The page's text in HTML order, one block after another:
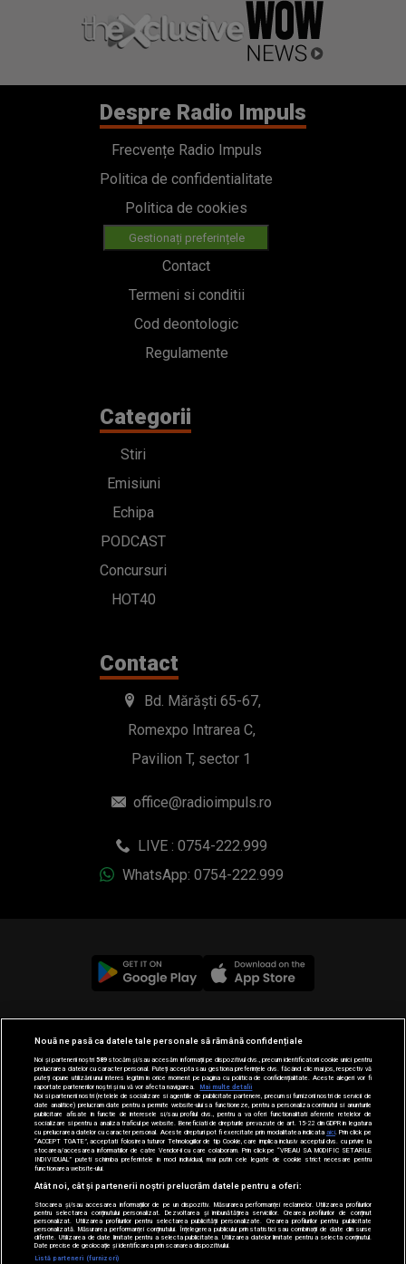
Despre Radio Impuls
Frecvențe Radio Impuls
Politica de confidentialitate
Politica de cookies
Gestionați preferințele
Contact
Termeni si conditii
Cod deontologic
Regulamente
Categorii
Stiri
Emisiuni
Echipa
PODCAST
Concursuri
HOT40
Contact
Bd. Mărăști 65-67,
Romexpo Intrarea C,
Pavilion T, sector 1
office@radioimpuls.ro
LIVE : 0754-222.999
WhatsApp: 0754-222.999
© 2019-2026 DOGAN MEDIA INTERNATIONAL SA, Toate
drepturile rezervate.
Nouă ne pasă ca datele tale personale să rămână confidențiale
Noi și partenerii noștri589stocăm și/sau accesăm informații pe dispozitivul dvs., precum identificatorii cookie unici pentru
prelucrarea datelor cu caracter personal. Puteți accepta sau gestiona preferințele dvs. făcând clic mai jos, respectiv vă
puteți opune utilizării unui interes legitim în orice moment pe pagina cu politica de confidențialitate. Aceste alegeri vor fi
raportate partenerilor noștri și nu vă vor afecta navigarea.
Mai multe detalii
Noi si partenerii nostri (retelele de socializare si agentiile de publicitate partenere, precum si furnizorii nostri de servicii de
date analitice) prelucram date pentru a permite website-ului sa functioneze, pentru a personaliza continutul si anunturile
publicitare afisate in functie de interesele si/sau profilul dvs., pentru a va oferi functionalitati aferente retelelor de
socializare si pentru a analiza traficul pe website. Beneficiati de drepturile prevazute de art. 15-22 din GDPR in legatura
cu prelucrarea datelor cu caracter personal. Aceste drepturi pot fi exercitate prin modalitatea indicataaici . Prin click pe
“ACCEPT TOATE”, acceptati folosirea tuturor Tehnologiilor de tip Cookie, care implica inclusiv acceptul dvs. cu privire la
stocarea/accesarea informatiilor de catre Vendor-ii cu care colaboram. Prin click pe “VREAU SA MODIFIC SETARILE
INDIVIDUAL” puteti schimba preferintele in mod individual, mai putin cele legate de cookie strict necesare pentru
functionarea website-ului.
Atât noi, cât și partenerii noștri prelucrăm datele pentru a oferi:
Stocarea și/sau accesarea informațiilor de pe un dispozitiv. Măsurarea performanței reclamelor. Utilizarea profilurilor
pentru selectarea conținutului personalizat. Dezvoltarea și îmbunătățirea serviciilor. Crearea profilurilor de conținut
personalizat. Utilizarea profilurilor pentru selectarea publicității personalizate. Crearea profilurilor pentru publicitate
personalizată. Măsurarea performanței conținutului. Înțelegerea publicului prin statistici sau combinații de date din surse
diferite. Utilizarea de date limitate pentru a selecta publicitatea. Utilizarea datelor limitate pentru a selecta conținutul.
Date precise de geolocație și identificarea prin scanarea dispozitivului.
Listă parteneri (furnizori)